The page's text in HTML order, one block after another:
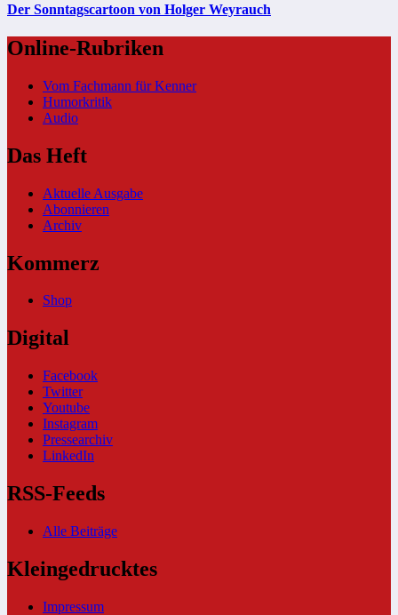
Der Sonntagscartoon von Holger Weyrauch
Online-Rubriken
Vom Fachmann für Kenner
Humorkritik
Audio
Das Heft
Aktuelle Ausgabe
Abonnieren
Archiv
Kommerz
Shop
Digital
Facebook
Twitter
Youtube
Instagram
Pressearchiv
LinkedIn
RSS-Feeds
Alle Beiträge
Kleingedrucktes
Impressum